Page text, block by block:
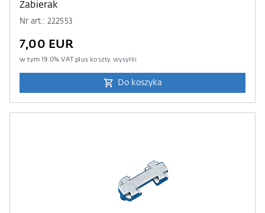
Zabierak
Nr art.: 222553
7,00 EUR
w tym19.0% VAT plus koszty wysyłki
Do koszyka